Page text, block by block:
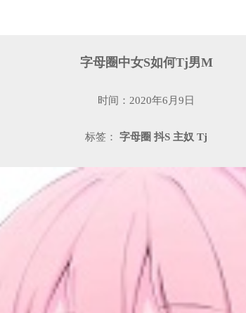
字母圈中女S如何Tj男M
时间：2020年6月9日
标签： 字母圈 抖S 主奴 Tj